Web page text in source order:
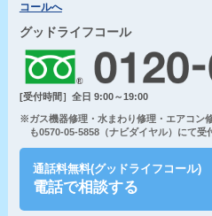
コールへ
グッドライフコール
[受付時間］全日 9:00～19:00
※ガス機器修理・水まわり修理・エアコン
も0570-05-5858（ナビダイヤル）にて受
通話料無料(グッドライフコール)
電話で相談する